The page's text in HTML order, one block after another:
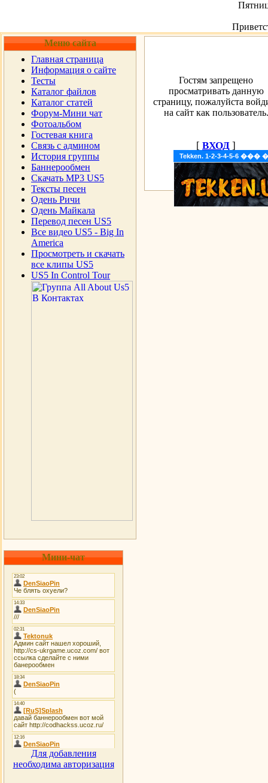
Меню сайта
Главная страница
Информация о сайте
Тесты
Каталог файлов
Каталог статей
Форум-Мини чат
Фотоальбом
Гостевая книга
Cвязь с админом
История группы
Баннерообмен
Скачать MP3 US5
Тексты песен
Одень Ричи
Одень Майкала
Перевод песен US5
Все видео US5 - Big In
America
Просмотреть и скачать
все клипы US5
US5 In Control Tour
Tekken. 1-2-3-4-5-6
Мини-чат
Для добавления
необходима авторизация
Гостям запрещено
просматривать данную
страницу, пожалуйста
на сайт как пользователь.
[ ВХОД ]